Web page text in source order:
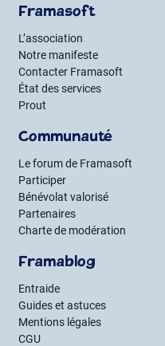
Framasoft
L’association
Notre manifeste
Contacter Framasoft
État des services
Prout
Communauté
Le forum de Framasoft
Participer
Bénévolat valorisé
Partenaires
Charte de modération
Framablog
Entraide
Guides et astuces
Mentions légales
CGU